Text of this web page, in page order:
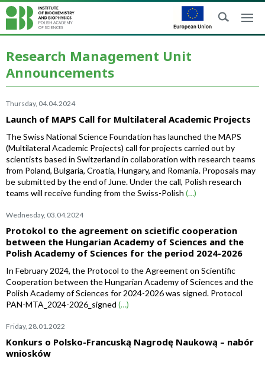
Research Management Unit
Announcements
Thursday, 04.04.2024
Launch of MAPS Call for Multilateral Academic Projects
The Swiss National Science Foundation has launched the MAPS
(Multilateral Academic Projects) call for projects carried out by
scientists based in Switzerland in collaboration with research teams
from Poland, Bulgaria, Croatia, Hungary, and Romania. Proposals may
be submitted by the end of June. Under the call, Polish research
teams will receive funding from the Swiss-Polish (…)
Wednesday, 03.04.2024
Protokol to the agreement on scietific cooperation
between the Hungarian Academy of Sciences and the
Polish Academy of Sciences for the period 2024-2026
In February 2024, the Protocol to the Agreement on Scientific
Cooperation between the Hungarian Academy of Sciences and the
Polish Academy of Sciences for 2024-2026 was signed. Protocol
PAN-MTA_2024-2026_signed (…)
Friday, 28.01.2022
Konkurs o Polsko-Francuską Nagrodę Naukową – nabór
wniosków